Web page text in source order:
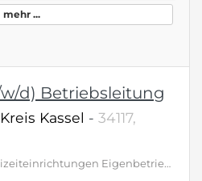
mehr ...
d) Betriebsleitung
Kassel - 34117,
JuF KK Jugend - und Freizeiteinrichtungen Eigenbetrieb des Landkreises Kassel Betriebsleitung (m/w/d) unbefristet zum nächstmöglichen Zeitpunkt für die Verwaltung in Kassel Wir bieten Ihnen eine verantwortungsvolle und abwechslungsreiche Stelle sowie gute Vereinbarkeit von Familie und Beruf. Die Vergütung erfolgt nach dem Tarifvertrag für den öffentlichen Dienst. Die ausführliche Stellenausschreibung finden Sie unter: www.landkreiskassel.de